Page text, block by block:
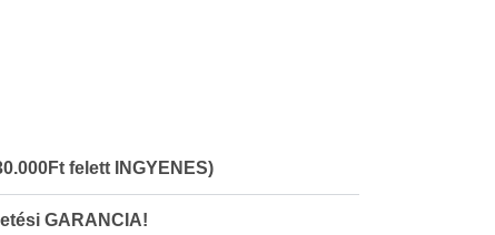
felett INGYENES)
GARANCIA!